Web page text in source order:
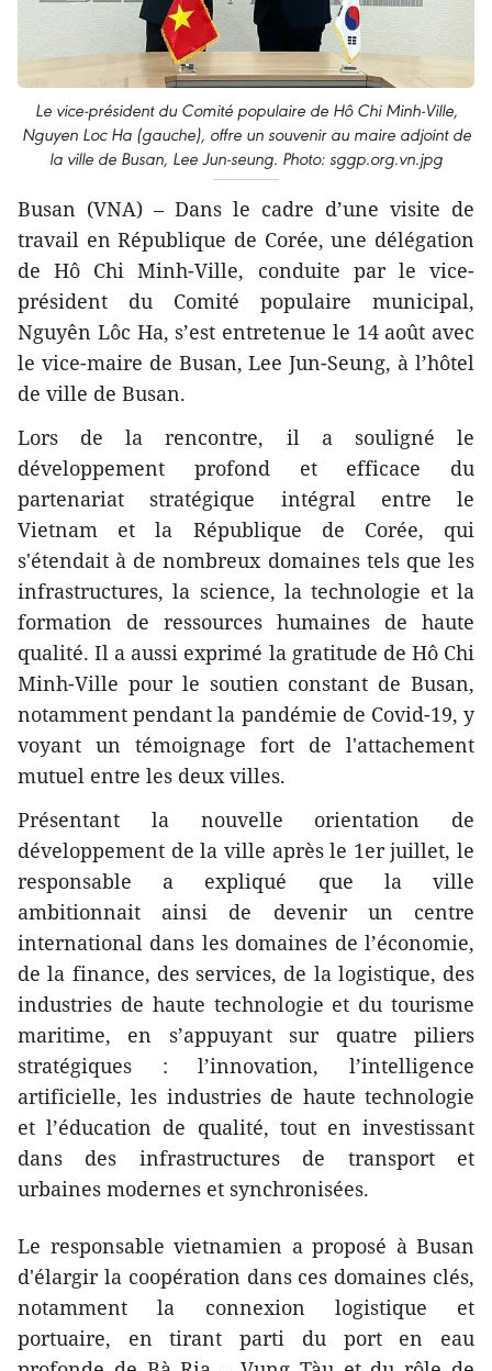
Le vice-président du Comité populaire de Hô Chi Minh-Ville,
Nguyen Loc Ha (gauche), offre un souvenir au maire adjoint de
la ville de Busan, Lee Jun-seung. Photo: sggp.org.vn.jpg
Busan (VNA) – Dans le cadre d’une visite de
travail en République de Corée, une délégation
de Hô Chi Minh-Ville, conduite par le vice-
président du Comité populaire municipal,
Nguyên Lôc Ha, s’est entretenue le 14 août avec
le vice-maire de Busan, Lee Jun-Seung, à l’hôtel
de ville de Busan.
Lors de la rencontre, il a souligné le
développement profond et efficace du
partenariat stratégique intégral entre le
Vietnam et la République de Corée, qui
s'étendait à de nombreux domaines tels que les
infrastructures, la science, la technologie et la
formation de ressources humaines de haute
qualité. Il a aussi exprimé la gratitude de Hô Chi
Minh-Ville pour le soutien constant de Busan,
notamment pendant la pandémie de Covid-19, y
voyant un témoignage fort de l'attachement
mutuel entre les deux villes.
Présentant la nouvelle orientation de
développement de la ville après le 1er juillet, le
responsable a expliqué que la ville
ambitionnait ainsi de devenir un centre
international dans les domaines de l’économie,
de la finance, des services, de la logistique, des
industries de haute technologie et du tourisme
maritime, en s’appuyant sur quatre piliers
stratégiques : l’innovation, l’intelligence
artificielle, les industries de haute technologie
et l’éducation de qualité, tout en investissant
dans des infrastructures de transport et
urbaines modernes et synchronisées.
Le responsable vietnamien a proposé à Busan
d'élargir la coopération dans ces domaines clés,
notamment la connexion logistique et
portuaire, en tirant parti du port en eau